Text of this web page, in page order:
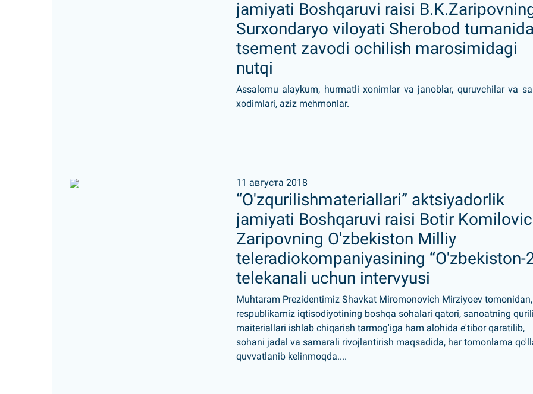
jamiyati Boshqaruvi raisi
Surxondaryo viloyati Sherobod
tsement zavodi ochilish marosimidagi
nutqi
Assalomu alaykum, hurmatli xonimlar va janoblar, quruvchilar va
xodimlari, aziz mehmonlar.
11 августа 2018
“O'zqurilishmateriallari” aktsiyadorlik
jamiyati Boshqaruvi raisi Botir
Zaripovning O'zbekiston Milliy
teleradiokompaniyasining “O'zbekiston-
telekanali uchun intervyusi
Muhtaram Prezidentimiz Shavkat Miromonovich Mirziyoev tomonidan,
respublikamiz iqtisodiyotining boshqa sohalari qatori, sanoatning
maiteriallari ishlab chiqarish tarmog'iga ham alohida e'tibor qaratilib,
sohani jadal va samarali rivojlantirish maqsadida, har tomonlama
quvvatlanib kelinmoqda....